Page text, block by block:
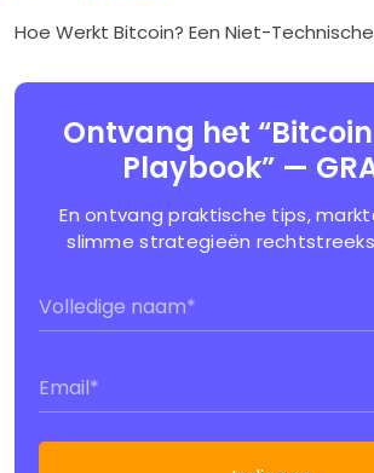
Hoe Werkt Bitcoin? Een Niet-
Ontvang het
Playbook” —
En ontvang praktische tips,
slimme strategieën rechtstreeks
Name (Vereist)
Email(Vereist)